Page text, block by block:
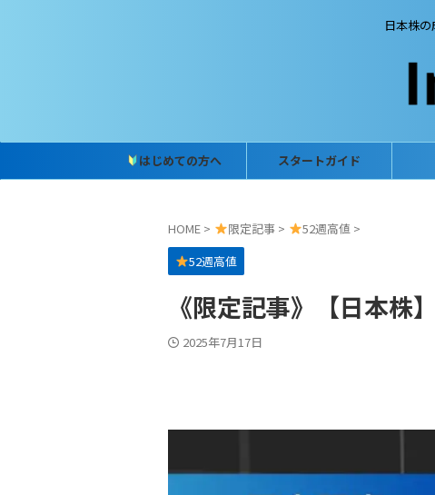
日本株
はじめての方へ スタートガイド
HOME > 限定記事 > 52週高値 >
52週高値
《限定記事》【日本株
2025年7月17日